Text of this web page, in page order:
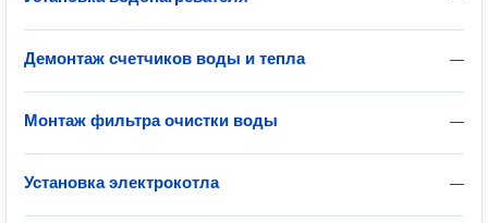
—
Демонтаж счетчиков воды и тепла
—
Монтаж фильтра очистки воды
—
Установка электрокотла